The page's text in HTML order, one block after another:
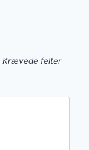
Krævede felter